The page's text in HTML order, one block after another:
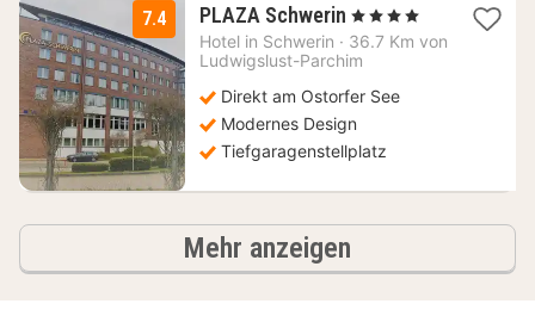
7.4 PLAZA Schwerin 1
Nacht
ab
€
, 4 Sterne
Hotel in Schwerin · 36.7 Km von
Ludwigslust-Parchim
Direkt am Ostorfer See
Modernes Design
Tiefgaragenstellplatz
Mehr anzeigen